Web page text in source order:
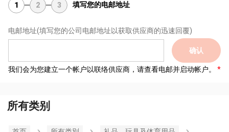
1 2 3 填写您的电邮地址
电邮地址(填写您的公司电邮地址以获取供应商的迅速回覆)
确认
我们会为您建立一个帐户以联络供应商，请查看电邮并启动帐户。
所有类别